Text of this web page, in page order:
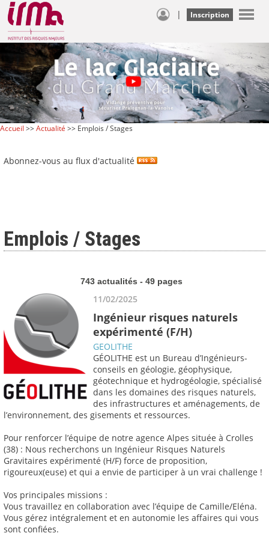
| Inscription
Accueil >>Actualité >> Emplois / Stages
Abonnez-vous au flux d'actualité
Emplois / Stages
743 actualités - 49 pages
11/02/2025
Ingénieur risques naturels
expérimenté (F/H)
GEOLITHE
GÉOLITHE est un Bureau d’Ingénieurs-
conseils en géologie, géophysique,
géotechnique et hydrogéologie, spécialisé
dans les domaines des risques naturels,
des infrastructures et aménagements, de
l’environnement, des gisements et ressources.
Pour renforcer l’équipe de notre agence Alpes située à Crolles
(38) : Nous recherchons un Ingénieur Risques Naturels
Gravitaires expérimenté (H/F) force de proposition,
rigoureux(euse) et qui a envie de participer à un vrai challenge !
Vos principales missions :
Vous travaillez en collaboration avec l’équipe de Camille/Eléna.
Vous gérez intégralement et en autonomie les affaires qui vous
sont confiées.